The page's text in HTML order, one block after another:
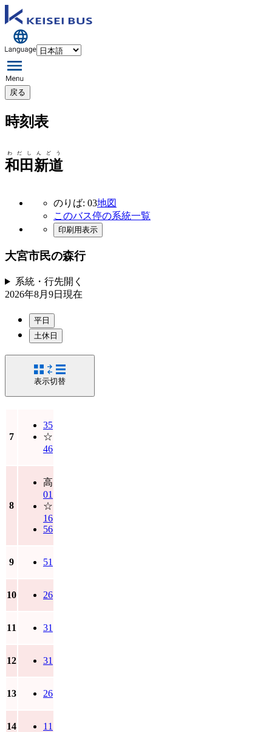
戻る
時刻表
和田新道
わだしんどう
のりば: 03地図
このバス停の系統一覧
印刷用表示
大宮市民の森行
系統・行先開く
2026年8月9日 現在
平日
土休日
表示切替
7
35
☆
46
8
高
01
☆
16
56
9 51
10 26
11 31
12 31
13 26
14 11